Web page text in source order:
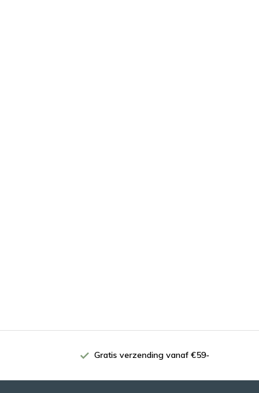
Gratis verzending vanaf €59-